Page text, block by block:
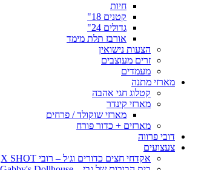
חיות
קטנים 18"
גדולים 24"
אורבז תלת מימד
הצעות נישואין
זרים מעוצבים
מעמדים
מארזי מתנה
קטלוג חגי אהבה
מארזי קינדר
מארזי שוקולד / פרחים
מארזים + כדור פורח
דובי פרווה
צעצועים
אקדחי חצים כדורים וג׳ל – רובי X SHOT